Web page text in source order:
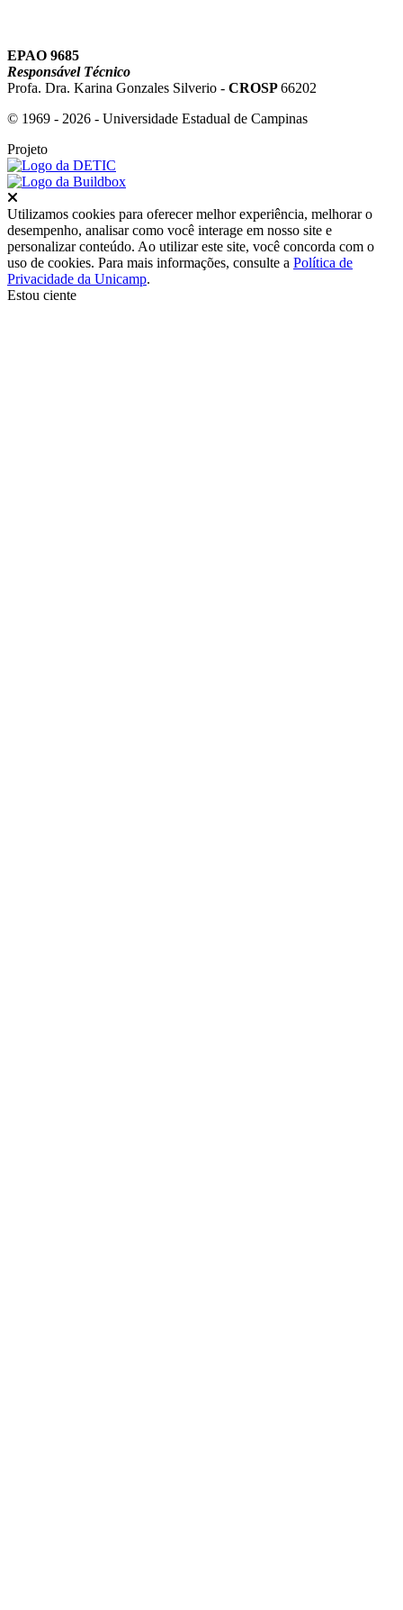
EPAO 9685
Responsável Técnico
Profa. Dra. Karina Gonzales Silverio - CROSP66202
© 1969 - 2026 - Universidade Estadual de Campinas
Projeto
Utilizamos cookies para oferecer melhor experiência, melhorar o
desempenho, analisar como você interage em nosso site e
personalizar conteúdo. Ao utilizar este site, você concorda com o
uso de cookies. Para mais informações, consulte a Política de
Privacidade da Unicamp.
Estou ciente